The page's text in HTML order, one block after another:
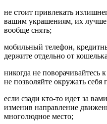
не стоит привлекать
вашим украшениям, их лучше
вообще снять;
мобильный телефон,
держите отдельно от
никогда не
не позволяйте окружать
если сзади кто-то идет за
изменив направление
многолюдное место;